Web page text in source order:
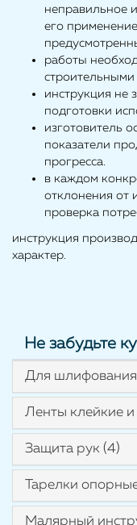
неправильное
его
работы
инструкция не
подготовки
изготовитель
показатели
прогресса.
в каждом
отклонения от
проверка
инструкция
характер.
Не забудьте
Для шлифования
Ленты клейкие
Защита рук (4)
Тарелки
Малярный